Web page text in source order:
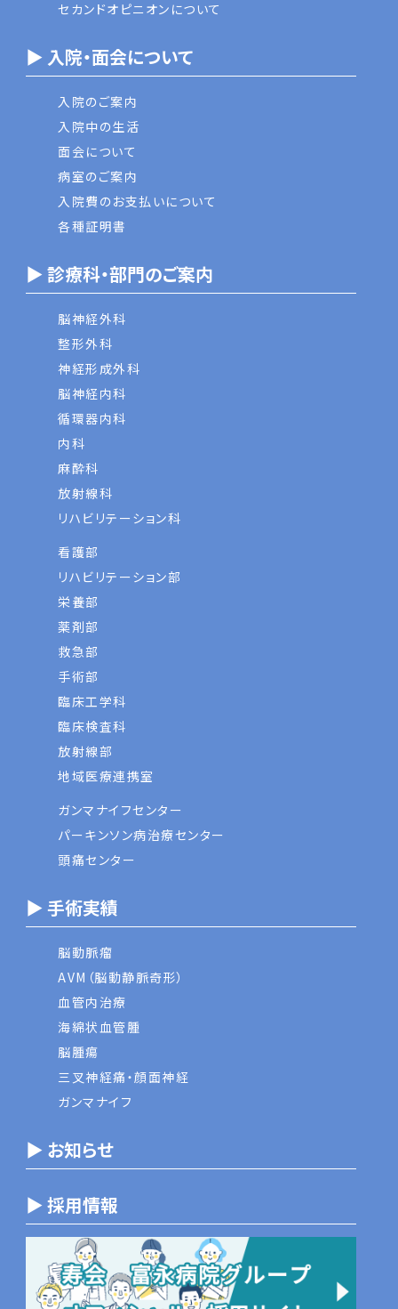
セカンドオピニオンについて
▶ 入院・面会について
入院のご案内
入院中の生活
面会について
病室のご案内
入院費のお支払いについて
各種証明書
▶ 診療科・部門のご案内
脳神経外科
整形外科
神経形成外科
脳神経内科
循環器内科
内科
麻酔科
放射線科
リハビリテーション科
看護部
リハビリテーション部
栄養部
薬剤部
救急部
手術部
臨床工学科
臨床検査科
放射線部
地域医療連携室
ガンマナイフセンター
パーキンソン病治療センター
頭痛センター
▶ 手術実績
脳動脈瘤
AVM（脳動静脈奇形）
血管内治療
海綿状血管腫
脳腫瘍
三叉神経痛・顔面神経
ガンマナイフ
▶ お知らせ
▶ 採用情報